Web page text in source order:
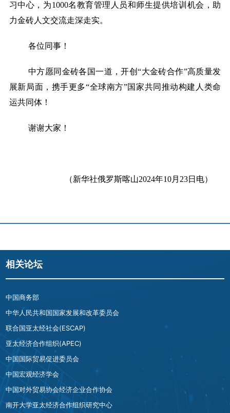
习中心，为1000名教育管理人员和师生提供培训机会，助
力金砖人文交流走深走实。
各位同事！
中方愿同金砖各国一道，开创“大金砖合作”高质量发
展新局面，携手更多“全球南方”国家共同推动构建人类命
运共同体！
谢谢大家！
（新华社俄罗斯喀山2024年10月23日电）
相关论坛
中国商务部
中华人民共和国国家发展和改革委员会
联合国亚太经社会(ESCAP)
亚太经济合作组织(APEC)
中国国际贸易促进委员会
中国宏观经济学会
中国对外贸易协会经济企业合作协会
南开大学亚太经济合作组织研究中心